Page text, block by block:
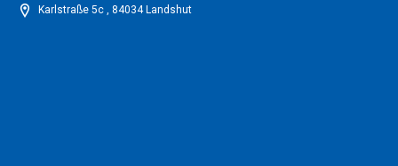
Karlstraße 5c , 84034 Landshut